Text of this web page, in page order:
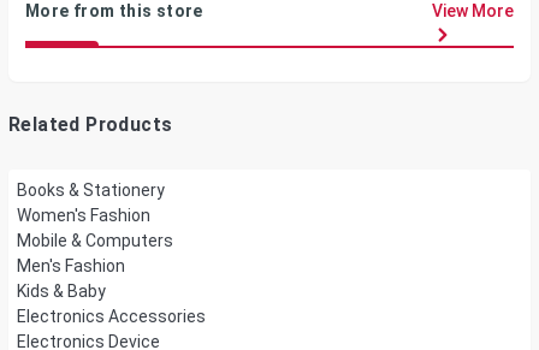
More from this store View More
Related Products
Books & Stationery
Women's Fashion
Mobile & Computers
Men's Fashion
Kids & Baby
Electronics Accessories
Electronics Device